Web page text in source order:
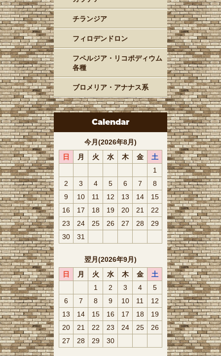
チランジア
フィロデンドロン
フペルジア・リコポディウム
各種
ブロメリア・アナナス系
Calendar
今月(2026年8月)
日
月 火 水 木 金
土
1
2
3 4 5 6 7
8
9
10 11 12 13 14
15
16
17 18 19 20 21
22
23
24 25 26 27 28
29
30
31
翌月(2026年9月)
日
月 火 水 木 金
土
1
2 3 4
5
6
7 8 9 10 11
12
13
14 15 16 17 18
19
20
21 22 23 24 25
26
27
28 29 30